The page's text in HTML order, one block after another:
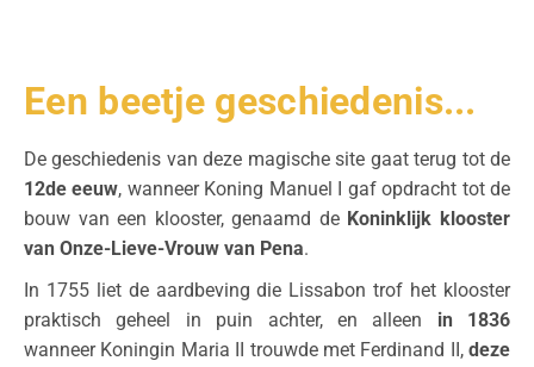
Een beetje geschiedenis...
De geschiedenis van deze magische site gaat terug tot de
12de eeuw, wanneer Koning Manuel I gaf opdracht tot de
bouw van een klooster, genaamd de Koninklijk klooster
van Onze-Lieve-Vrouw van Pena.
In 1755 liet de aardbeving die Lissabon trof het klooster
praktisch geheel in puin achter, en alleen in 1836
wanneer Koningin Maria II trouwde met Ferdinand II, deze